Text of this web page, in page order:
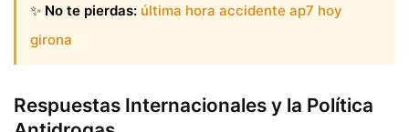
✨ No te pierdas: última hora accidente ap7 hoy
girona
Respuestas Internacionales y la Política